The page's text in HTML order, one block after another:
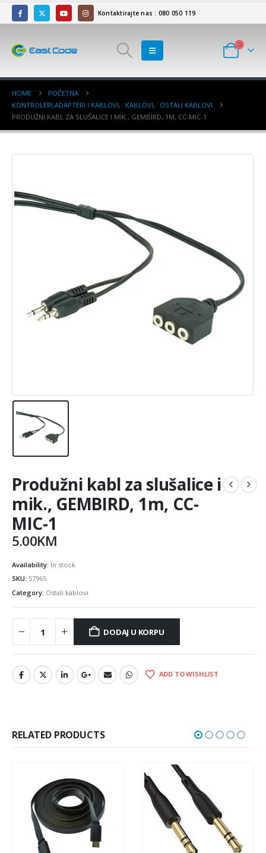
Kontaktirajte nas : 080 050 119
0
HOME
POČETNA
KONTROLERI,ADAPTERI I KABLOVI, KABLOVI,
OSTALI KABLOVI
PRODUŽNI KABL ZA SLUŠALICE I MIK., GEMBIRD, 1M, CC-MIC-1
Produžni kabl za slušalice i
mik., GEMBIRD, 1m, CC-
MIC-1
5.00KM
Availability: In stock
SKU: 57965
Category: Ostali kablovi
DODAJ U KORPU
ADD TO WISHLIST
RELATED PRODUCTS